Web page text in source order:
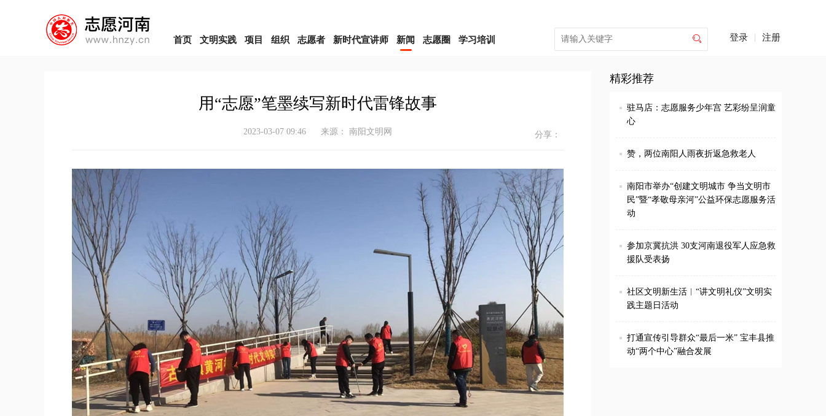
首页 文明实践 项目 组织 志愿者 新时代宣讲师 新闻 志愿圈 学习培训 注册
登录

用“志愿”笔墨续写新时代雷锋故事
2023-03-07 09:46 来源： 南阳文明网 分享：
精彩推荐
驻马店：志愿服务少年宫 艺彩纷呈润童
心
赞，两位南阳人雨夜折返急救老人
南阳市举办“创建文明城市 争当文明市
民”暨“孝敬母亲河”公益环保志愿服务活
动
参加京冀抗洪 30支河南退役军人应急救
援队受表扬
社区文明新生活︱“讲文明礼仪”文明实
践主题日活动
打通宣传引导群众“最后一米” 宝丰县推
动“两个中心”融合发展